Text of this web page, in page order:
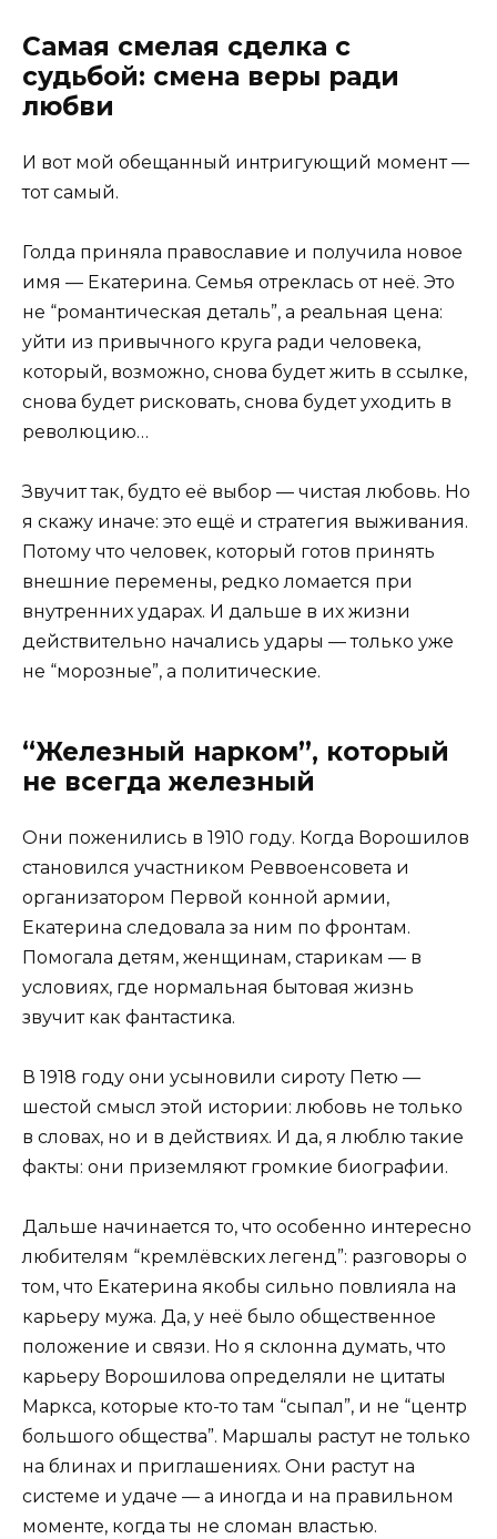
Самая смелая сделка с
судьбой: смена веры ради
любви
И вот мой обещанный интригующий момент —
тот самый.
Голда приняла православие и получила новое
имя — Екатерина. Семья отреклась от неё. Это
не “романтическая деталь”, а реальная цена:
уйти из привычного круга ради человека,
который, возможно, снова будет жить в ссылке,
снова будет рисковать, снова будет уходить в
революцию…
Звучит так, будто её выбор — чистая любовь. Но
я скажу иначе: это ещё и стратегия выживания.
Потому что человек, который готов принять
внешние перемены, редко ломается при
внутренних ударах. И дальше в их жизни
действительно начались удары — только уже
не “морозные”, а политические.
“Железный нарком”, который
не всегда железный
Они поженились в 1910 году. Когда Ворошилов
становился участником Реввоенсовета и
организатором Первой конной армии,
Екатерина следовала за ним по фронтам.
Помогала детям, женщинам, старикам — в
условиях, где нормальная бытовая жизнь
звучит как фантастика.
В 1918 году они усыновили сироту Петю —
шестой смысл этой истории: любовь не только
в словах, но и в действиях. И да, я люблю такие
факты: они приземляют громкие биографии.
Дальше начинается то, что особенно интересно
любителям “кремлёвских легенд”: разговоры о
том, что Екатерина якобы сильно повлияла на
карьеру мужа. Да, у неё было общественное
положение и связи. Но я склонна думать, что
карьеру Ворошилова определяли не цитаты
Маркса, которые кто-то там “сыпал”, и не “центр
большого общества”. Маршалы растут не только
на блинах и приглашениях. Они растут на
системе и удаче — а иногда и на правильном
моменте, когда ты не сломан властью.